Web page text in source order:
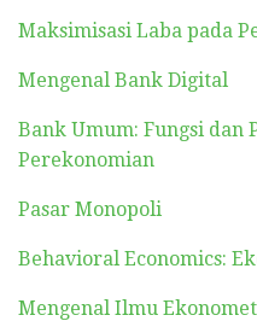
Maksimisasi Laba pada
Mengenal Bank Digital
Bank Umum: Fungsi dan
Perekonomian
Pasar Monopoli
Behavioral Economics:
Mengenal Ilmu